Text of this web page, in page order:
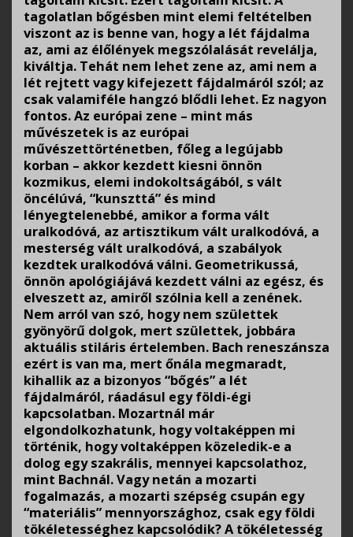
tagolatlan bőgésben mint elemi feltételben
viszont az is benne van, hogy a lét fájdalma
az, ami az élőlények megszólalását revelálja,
kiváltja. Tehát nem lehet zene az, ami nem a
lét rejtett vagy kifejezett fájdalmáról szól; az
csak valamiféle hangzó blődli lehet. Ez nagyon
fontos. Az európai zene – mint más
művészetek is az európai
művészettörténetben, főleg a legújabb
korban – akkor kezdett kiesni önnön
kozmikus, elemi indokoltságából, s vált
öncélúvá, “kunszttá” és mind
lényegtelenebbé, amikor a forma vált
uralkodóvá, az artisztikum vált uralkodóvá, a
mesterség vált uralkodóvá, a szabályok
kezdtek uralkodóvá válni. Geometrikussá,
önnön apológiájává kezdett válni az egész, és
elveszett az, amiről szólnia kell a zenének.
Nem arról van szó, hogy nem születtek
gyönyörű dolgok, mert születtek, jobbára
aktuális stiláris értelemben. Bach reneszánsza
ezért is van ma, mert őnála megmaradt,
kihallik az a bizonyos “bőgés” a lét
fájdalmáról, ráadásul egy földi-égi
kapcsolatban. Mozartnál már
elgondolkozhatunk, hogy voltaképpen mi
történik, hogy voltaképpen közeledik-e a
dolog egy szakrális, mennyei kapcsolathoz,
mint Bachnál. Vagy netán a mozarti
fogalmazás, a mozarti szépség csupán egy
“materiális” mennyországhoz, csak egy földi
tökéletességhez kapcsolódik? A tökéletesség